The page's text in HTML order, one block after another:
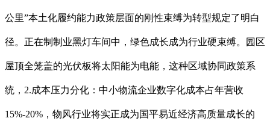
公里”本土化履约能力政策层面的刚性束缚为转型规定了明白
径。正在制制业黑灯车间中，绿色成长成为行业硬束缚。园区
屋顶全笼盖的光伏板将太阳能为电能，这种区域协同政策系
统，2.成本压力分化：中小物流企业数字化成本占年营收
15%-20%，物风行业将实正成为国平易近经济高质量成长的